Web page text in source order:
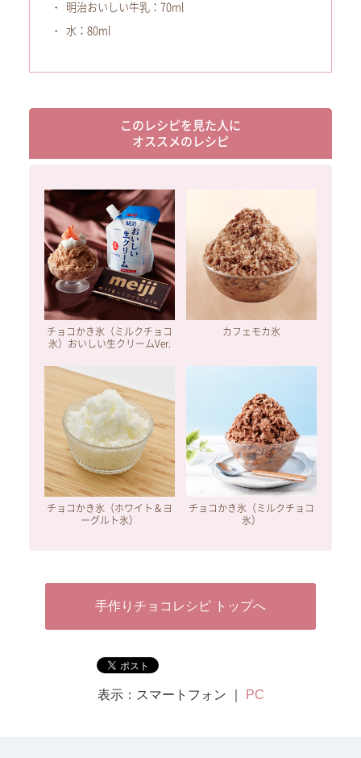
明治おいしい牛乳：70ml
水：80ml
このレシピを見た人に
オススメのレシピ
チョコかき氷（ミルクチョコ
氷）おいしい生クリームVer.
カフェモカ氷
チョコかき氷（ホワイト＆ヨ
ーグルト氷）
チョコかき氷（ミルクチョコ
氷）
手作りチョコレシピ トップへ
表示：スマートフォン ｜ PC